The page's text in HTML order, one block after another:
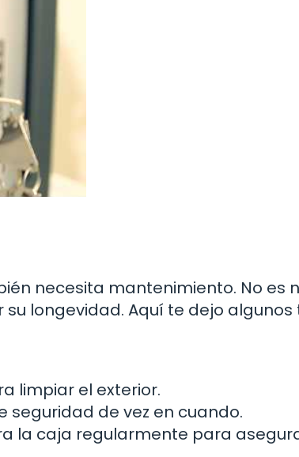
necesita mantenimiento. No es
longevidad. Aquí te dejo algunos
limpiar el exterior.
seguridad de vez en cuando.
la caja regularmente para